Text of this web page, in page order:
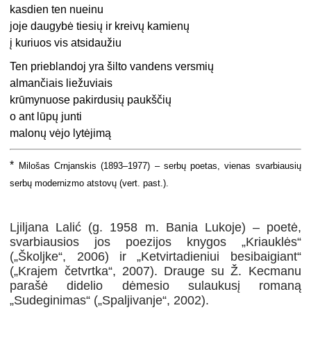
kasdien ten nueinu
joje daugybė tiesių ir kreivų kamienų
į kuriuos vis atsidaužiu
Ten prieblandoj yra šilto vandens versmių
almančiais liežuviais
krūmynuose pakirdusių paukščių
o ant lūpų junti
malonų vėjo lytėjimą
* Milošas Crnjanskis (1893–1977) – serbų poetas, vienas svarbiausių
serbų modernizmo atstovų (vert. past.).
Ljiljana Lalić (g. 1958 m. Bania Lukoje) – poetė,
svarbiausios jos poezijos knygos „Kriauklės“
(„Školjke“, 2006) ir „Ketvirtadieniui besibaigiant“
(„Krajem četvrtka“, 2007). Drauge su Ž. Kecmanu
parašė didelio dėmesio sulaukusį romaną
„Sudeginimas“ („Spaljivanje“, 2002).